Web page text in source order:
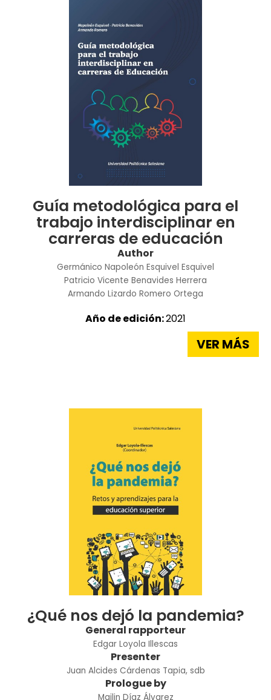
Guía metodológica para el
trabajo interdisciplinar en
carreras de educación
Author
Germánico Napoleón Esquivel Esquivel
Patricio Vicente Benavides Herrera
Armando Lizardo Romero Ortega
Año de edición:2021
VER MÁS
¿Qué nos dejó la pandemia?
General rapporteur
Edgar Loyola Illescas
Presenter
Juan Alcides Cárdenas Tapia, sdb
Prologue by
Mailin Díaz Álvarez